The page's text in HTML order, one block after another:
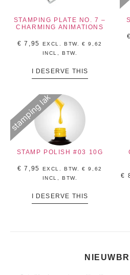
STAMPING PLATE NO. 7 –
CHARMING ANIMATIONS
€ 7,95 EXCL. BTW.€ 9,62
INCL, BTW.
I DESERVE THIS
€
stamping lak
STAMP POLISH #03 10G
€ 7,95 EXCL. BTW.€ 9,62
INCL, BTW.
I DESERVE THIS
€